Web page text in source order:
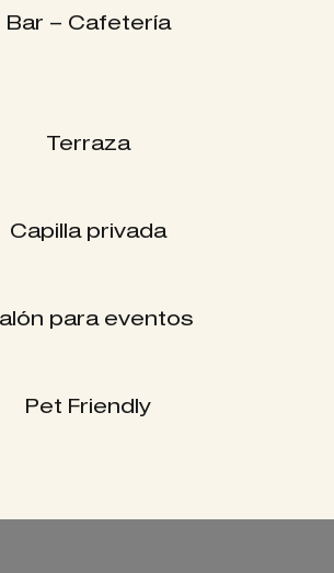
Bar – Cafetería
Terraza
Capilla privada
para eventos
Pet Friendly